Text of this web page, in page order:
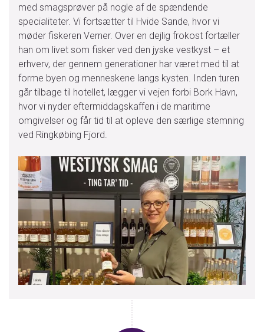
med smagsprøver på nogle af de spændende
specialiteter. Vi fortsætter til Hvide Sande, hvor vi
møder fiskeren Verner. Over en dejlig frokost fortæller
han om livet som fisker ved den jyske vestkyst – et
erhverv, der gennem generationer har været med til at
forme byen og menneskene langs kysten. Inden turen
går tilbage til hotellet, lægger vi vejen forbi Bork Havn,
hvor vi nyder eftermiddagskaffen i de maritime
omgivelser og får tid til at opleve den særlige stemning
ved Ringkøbing Fjord.